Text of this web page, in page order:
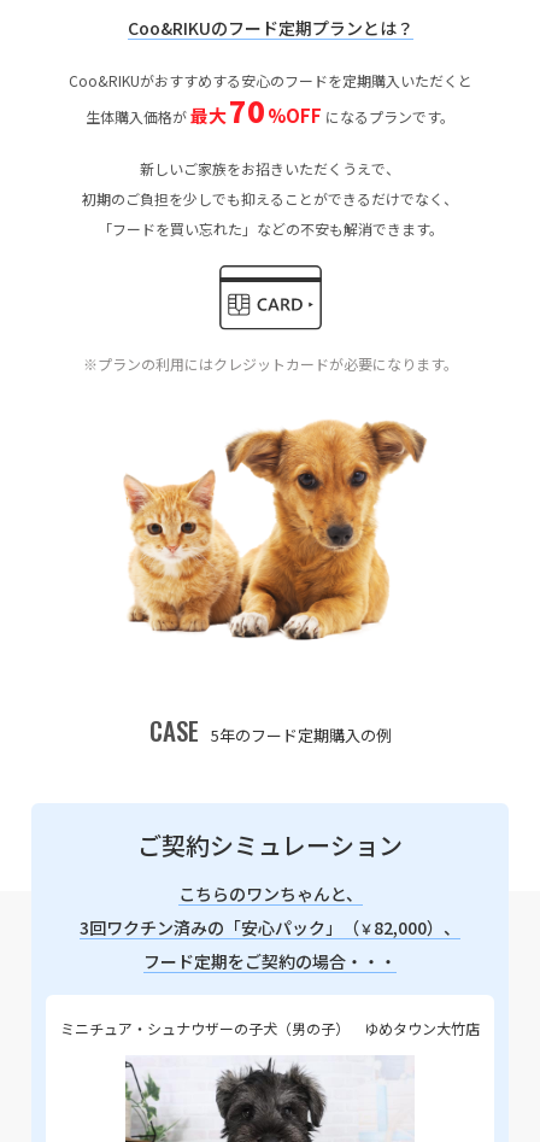
Coo&RIKUのフード定期プランとは？
Coo&RIKUがおすすめする安心のフードを定期購入いただくと
生体購入価格が最大70%OFF になるプランです。
新しいご家族をお招きいただくうえで、
初期のご負担を少しでも抑えることができるだけでなく、
「フードを買い忘れた」などの不安も解消できます。
※プランの利用にはクレジットカードが必要になります。
CASE 5年のフード定期購入の例
ご契約シミュレーション
こちらのワンちゃんと、
3回ワクチン済みの「安心パック」（￥82,000）、
フード定期をご契約の場合・・・
ミニチュア・シュナウザーの子犬（男の子） ゆめタウン大竹店